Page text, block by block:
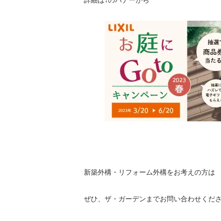
新築外構・リフォーム外構をお考えの方は
ぜひ、ザ・ガーデンまでお問い合わせくだ